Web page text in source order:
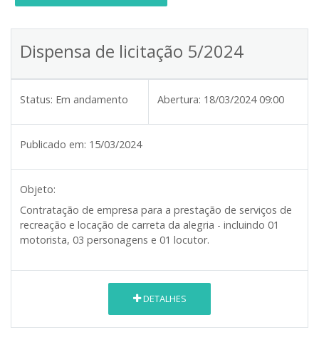
Dispensa de licitação 5/2024
Status: Em andamento Abertura: 18/03/2024 09:00
Publicado em: 15/03/2024
Objeto:
Contratação de empresa para a prestação de serviços de
recreação e locação de carreta da alegria - incluindo 01
motorista, 03 personagens e 01 locutor.
DETALHES